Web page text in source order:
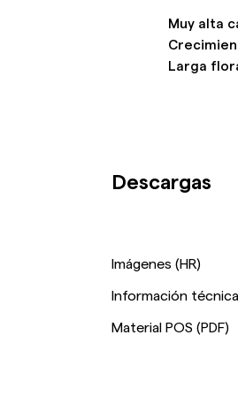
Muy alta
Larga
Descargas
Imágenes (HR)
Información técnica
Material POS (PDF)